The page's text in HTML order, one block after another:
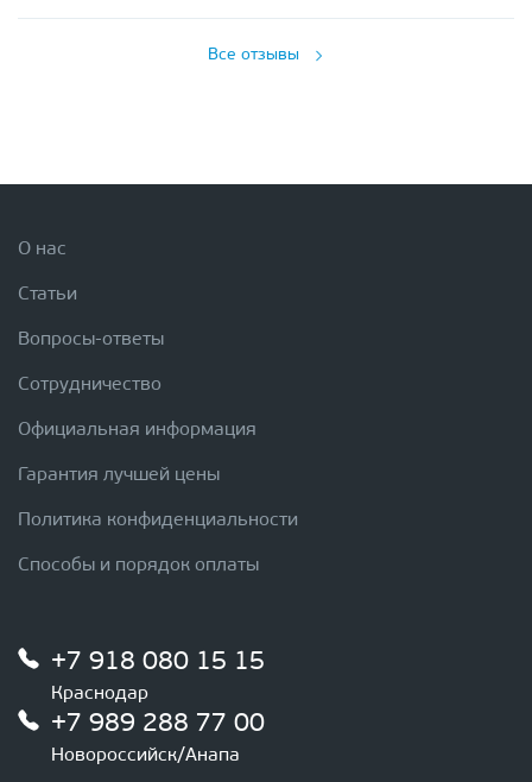
Все отзывы
О нас
Статьи
Вопросы-ответы
Сотрудничество
Официальная информация
Гарантия лучшей цены
Политика конфиденциальности
Способы и порядок оплаты
+7 918 080 15 15
Краснодар
+7 989 288 77 00
Новороссийск/Анапа